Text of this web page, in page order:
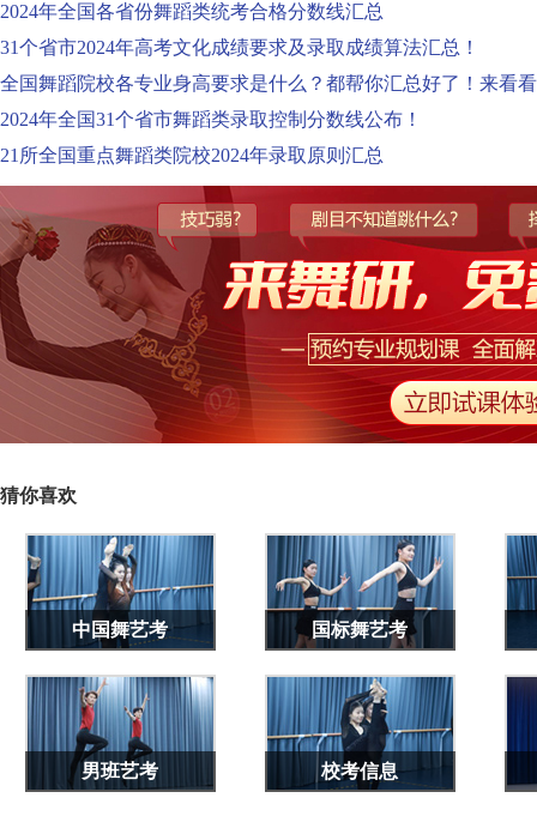
2024年全国各省份舞蹈类统考合格分数线汇总
31个省市2024年高考文化成绩要求及录取成绩算法汇总！
全国舞蹈院校各专业身高要求是什么？都帮你汇总好了！来看
2024年全国31个省市舞蹈类录取控制分数线公布！
21所全国重点舞蹈类院校2024年录取原则汇总
猜你喜欢
中国舞艺考 国标舞艺考
男班艺考 校考信息